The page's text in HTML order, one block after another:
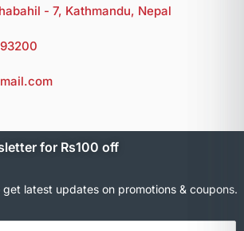
- 7, Kathmandu, Nepal
for Rs100 off
get latest updates on promotions & coupons.